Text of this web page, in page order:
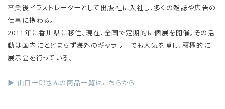
卒業後イラストレーターとして出版社に入社し、多くの雑誌や広告の
仕事に携わる。
2011年に香川県に移住。現在、全国で定期的に個展を開催。その活
動は国内にとどまらず海外のギャラリーでも人気を博し、積極的に
展示会を行っている。
▶ 山口一郎さんの商品一覧はこちらから